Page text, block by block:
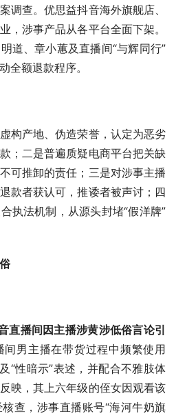
调查。优思益抖音海外旗舰店、
，涉事产品从各平台全面下架。
道、章小蕙及直播间“与辉同行”
全额退款程序。
构产地、伪造荣誉，认定为恶劣
；二是普遍质疑电商平台把关缺
可推卸的责任；三是对涉事主播
款者获认可，推诿者被声讨；四
执法机制，从源头封堵“假洋牌”
直播间因主播涉黄涉低俗言论引
间男主播在带货过程中频繁使用
“性暗示”表述，并配合不雅肢体
映，其上六年级的侄女因观看该
查，涉事直播账号“海河牛奶旗